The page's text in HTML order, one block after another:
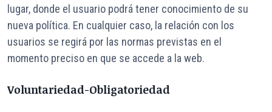
lugar, donde el usuario podrá tener conocimiento de su
nueva política. En cualquier caso, la relación con los
usuarios se regirá por las normas previstas en el
momento preciso en que se accede a la web.
Voluntariedad-Obligatoriedad